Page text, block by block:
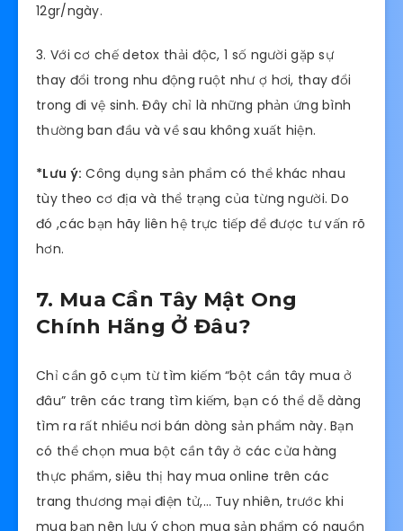
12gr/ngày.
3. Với cơ chế detox thải độc, 1 số người gặp sự
thay đổi trong nhu động ruột như ợ hơi, thay đổi
trong đi vệ sinh. Đây chỉ là những phản ứng bình
thường ban đầu và về sau không xuất hiện.
*Lưu ý: Công dụng sản phẩm có thể khác nhau
tùy theo cơ địa và thể trạng của từng người. Do
đó ,các bạn hãy liên hệ trực tiếp để được tư vấn rõ
hơn.
7. Mua Cần Tây Mật Ong
Chính Hãng Ở Đâu?
Chỉ cần gõ cụm từ tìm kiếm “bột cần tây mua ở
đâu” trên các trang tìm kiếm, bạn có thể dễ dàng
tìm ra rất nhiều nơi bán dòng sản phẩm này. Bạn
có thể chọn mua bột cần tây ở các cửa hàng
thực phẩm, siêu thị hay mua online trên các
trang thương mại điện tử,… Tuy nhiên, trước khi
mua bạn nên lưu ý chọn mua sản phẩm có nguồn